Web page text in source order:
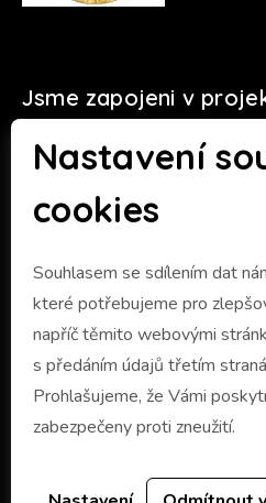
Nastavení
cookies
Souhlasem se sdílením dat
které potřebujeme pro
napříč těmito webovými stránkami. Dále
s předáním údajů třetím
Prohlašujeme, že Vámi
zabezpečeny proti zneužití.
Jsme zapojeni v